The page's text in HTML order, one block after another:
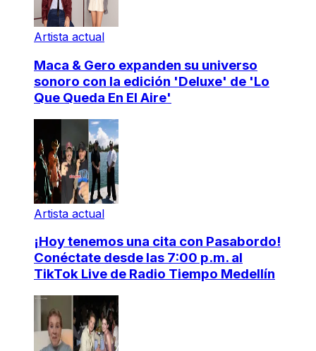
Artista actual
Maca & Gero expanden su universo
sonoro con la edición 'Deluxe' de 'Lo
Que Queda En El Aire'
Artista actual
¡Hoy tenemos una cita con Pasabordo!
Conéctate desde las 7:00 p.m. al
TikTok Live de Radio Tiempo Medellín